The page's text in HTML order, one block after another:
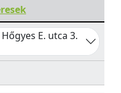
E. utca 3.